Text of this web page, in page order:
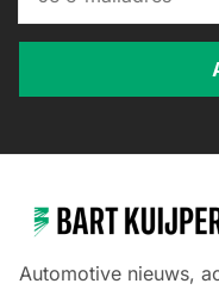
Automotive nieuws,